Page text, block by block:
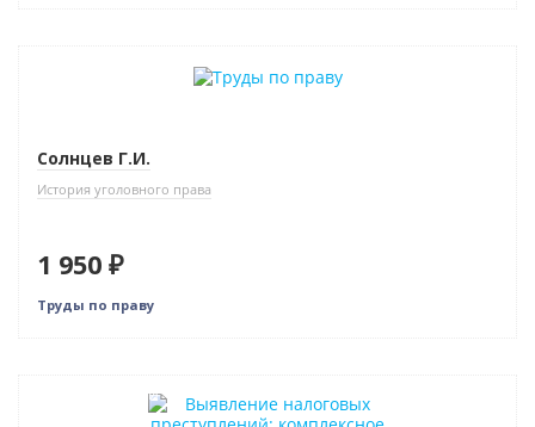
Солнцев Г.И.
История уголовного права
1 950 ₽
Труды по праву
Нет в наличии